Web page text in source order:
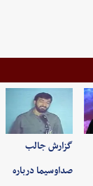
گزارش جالب
صداوسیما درباره